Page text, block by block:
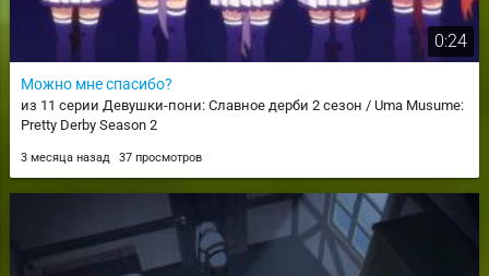
0:24
Можно мне спасибо?
из 11 серии Девушки-пони: Славное дерби 2 сезон / Uma Musume:
Pretty Derby Season 2
3 месяца назад 37 просмотров